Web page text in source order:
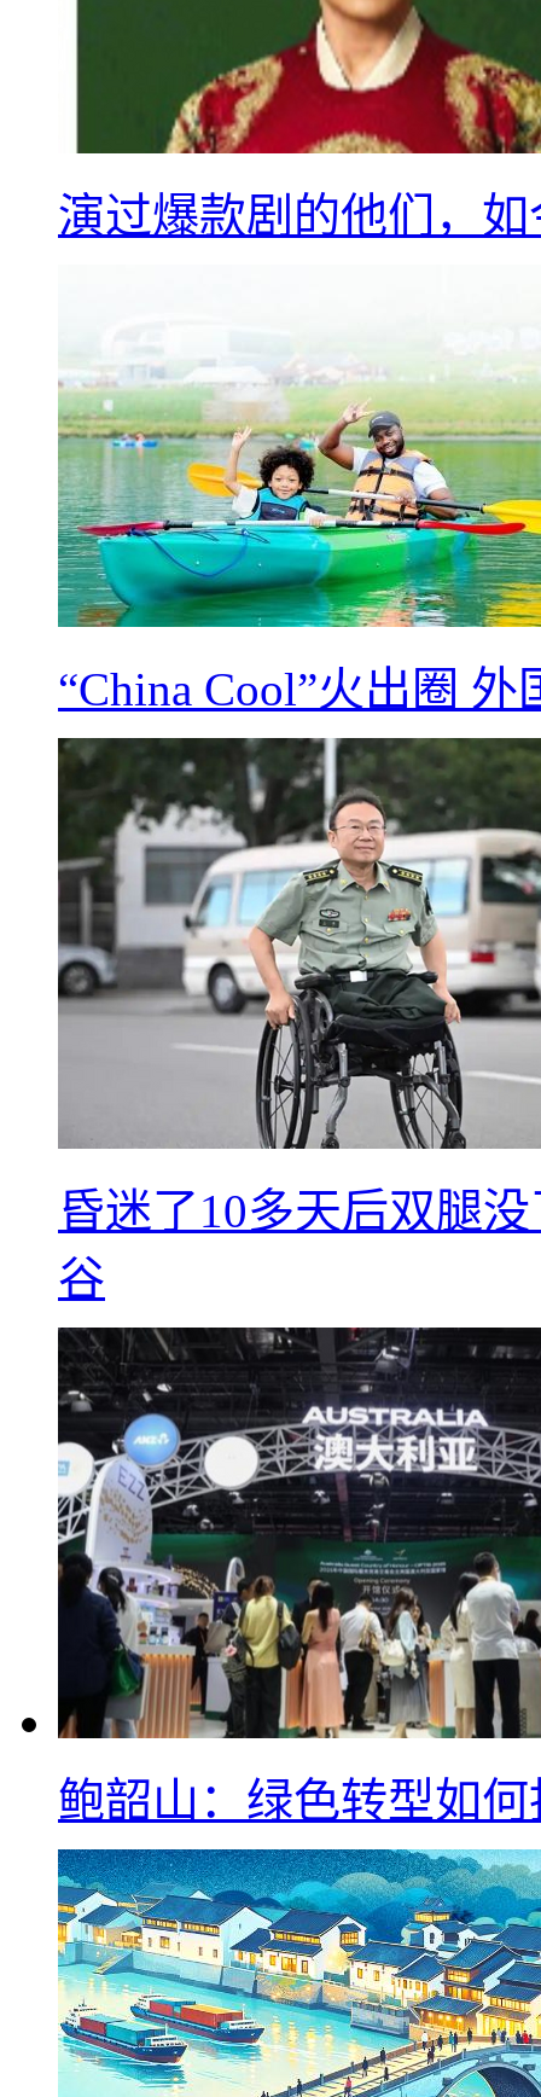
演过爆款剧的他们，
“China Cool”火出圈
昏迷了10多天后双腿
谷
鲍韶山：绿色转型如